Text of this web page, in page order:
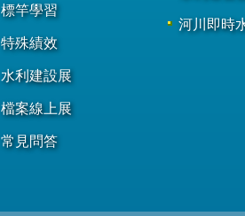
標竿學習
特殊績效
水利建設展
檔案線上展
常見問答
河川即時